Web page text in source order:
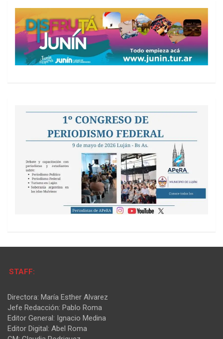
STAFF:
Directora: María Esther Alvarez
Jefe Redacción: Pablo Roma
Editor General: Ignacio Medina
Editor Digital: Abel Roma